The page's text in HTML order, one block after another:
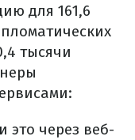
для 161,6
тысячи
это через веб-